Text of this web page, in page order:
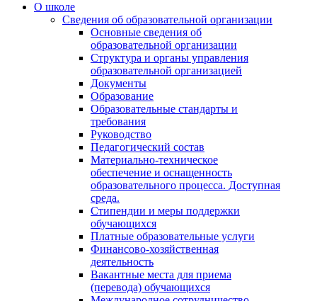
О школе
Сведения об образовательной организации
Основные сведения об
образовательной организации
Структура и органы управления
образовательной организацией
Документы
Образование
Образовательные стандарты и
требования
Руководство
Педагогический состав
Материально-техническое
обеспечение и оснащенность
образовательного процесса. Доступная
среда.
Стипендии и меры поддержки
обучающихся
Платные образовательные услуги
Финансово-хозяйственная
деятельность
Вакантные места для приема
(перевода) обучающихся